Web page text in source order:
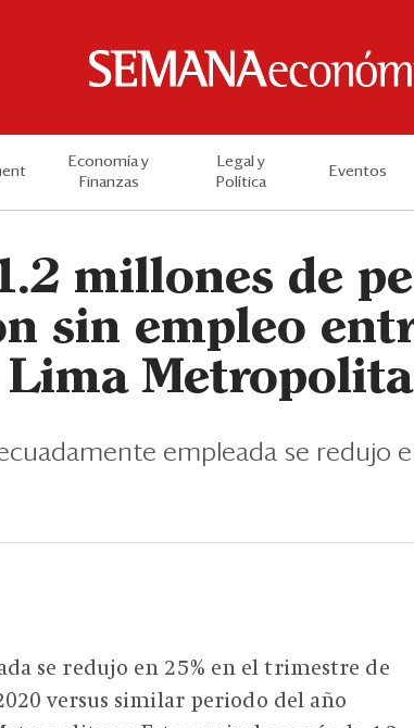
Economía y
Finanzas
Legal y
Política
Eventos
millones de
sin empleo
empleada se redujo
se redujo en 25% en el trimestre de
versus similar periodo del año